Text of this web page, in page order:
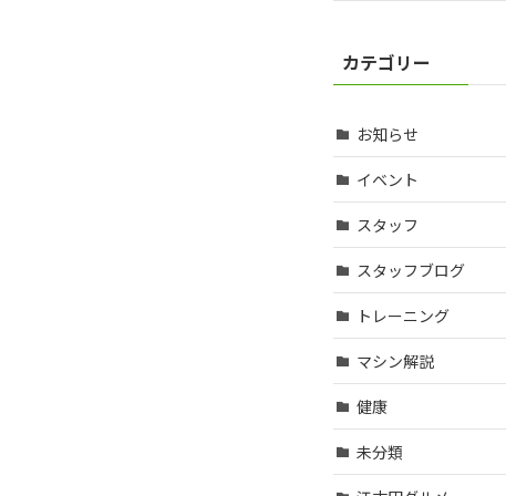
カテゴリー
お知らせ
イベント
スタッフ
スタッフブログ
トレーニング
マシン解説
健康
未分類